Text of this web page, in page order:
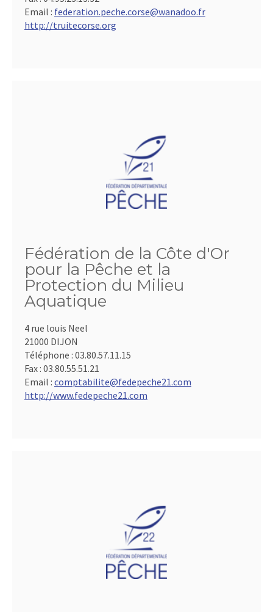
Email : federation.peche.corse@wanadoo.fr
http://truitecorse.org
Fédération de la Côte d'Or
pour la Pêche et la
Protection du Milieu
Aquatique
4 rue louis Neel
21000 DIJON
Téléphone : 03.80.57.11.15
Fax : 03.80.55.51.21
Email : comptabilite@fedepeche21.com
http://www.fedepeche21.com